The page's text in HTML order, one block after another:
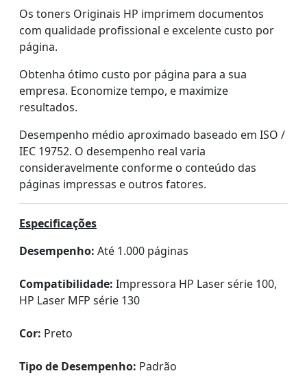
Os toners Originais HP imprimem documentos
com qualidade profissional e excelente custo por
página.
Obtenha ótimo custo por página para a sua
empresa. Economize tempo, e maximize
resultados.
Desempenho médio aproximado baseado em ISO /
IEC 19752. O desempenho real varia
consideravelmente conforme o conteúdo das
páginas impressas e outros fatores.
Especificações
Desempenho: Até 1.000 páginas
Compatibilidade: Impressora HP Laser série 100,
HP Laser MFP série 130
Cor: Preto
Tipo de Desempenho: Padrão